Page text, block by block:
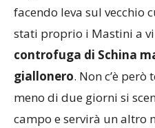
facendo leva sul vecchio
stati proprio i Mastini a
controfuga di Schina
giallonero. Non c’è
meno di due giorni si
campo e servirà un altro